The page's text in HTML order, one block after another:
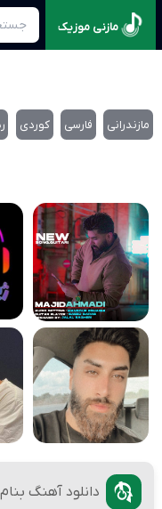
مازنی موزیک
مازندرانی فارسی کوردی
دانلود آهنگ